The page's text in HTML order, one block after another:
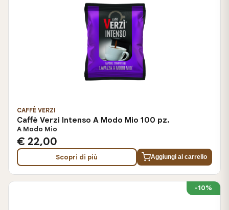
CAFFÈ VERZI
Caffè Verzi Intenso A Modo Mio 100 pz.
A Modo Mio
€ 22,00
Scopri di più Aggiungi al carrello
-10%